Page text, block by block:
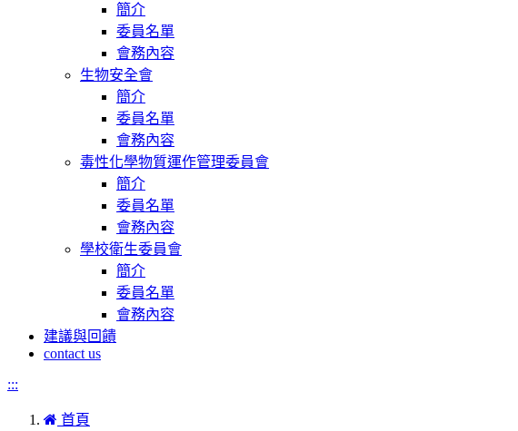
簡介
委員名單
會務內容
生物安全會
簡介
委員名單
會務內容
毒性化學物質運作管理委員會
簡介
委員名單
會務內容
學校衛生委員會
簡介
委員名單
會務內容
建議與回饋
contact us
:::
首頁